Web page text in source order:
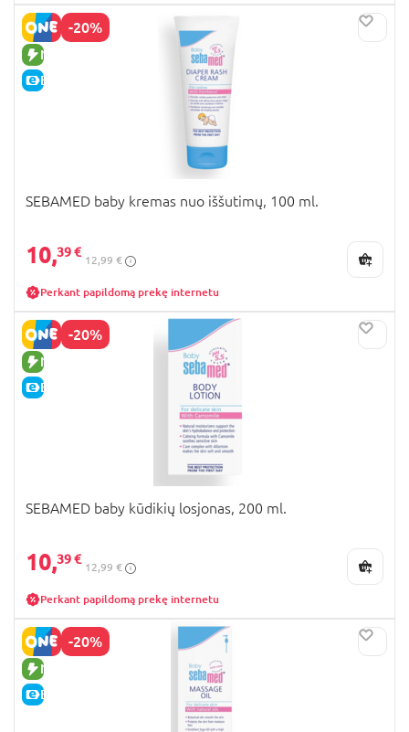
-20%
NAUJA PREKĖ
E-KAINA
SEBAMED baby kremas nuo iššutimų, 100 ml.
10,39 €
12,99 €
Perkant papildomą prekę internetu
-20%
NAUJA PREKĖ
E-KAINA
SEBAMED baby kūdikių losjonas, 200 ml.
10,39 €
12,99 €
Perkant papildomą prekę internetu
-20%
NAUJA PREKĖ
E-KAINA